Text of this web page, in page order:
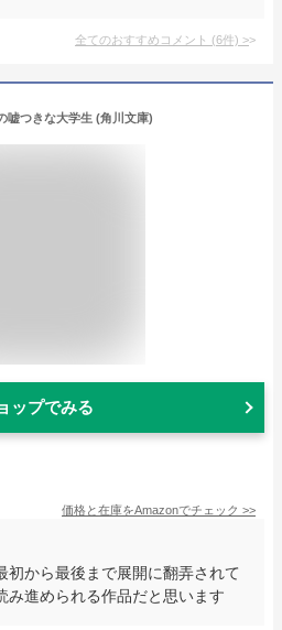
全てのおすすめコメント (6件) >
嘘つきな大学生 (角川文庫)
ップでみる
価格と在庫をAmazonでチェック >>
初から最後まで展開に翻弄されて
み進められる作品だと思います